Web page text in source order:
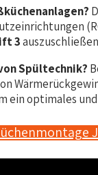
3
Spültechnik?
optimales